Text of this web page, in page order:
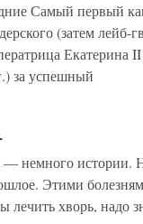
Самый первый
(затем
Екатерина
за успешный
немного
Этими
лечить хворь, надо